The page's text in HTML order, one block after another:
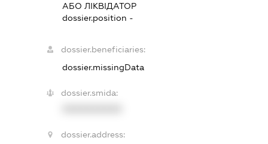
АБО ЛІКВІДАТОР
dossier.position -
dossier.beneficiaries:
dossier.missingData
dossier.smida:
dossier.address: